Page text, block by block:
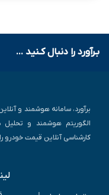
بـرآورد را دنبال کـنید ...
برآورد، سامانه هوشمند و
الگوریتم هوشمند و تحلیل
کارشناسی آنلاین قیمت خودرو